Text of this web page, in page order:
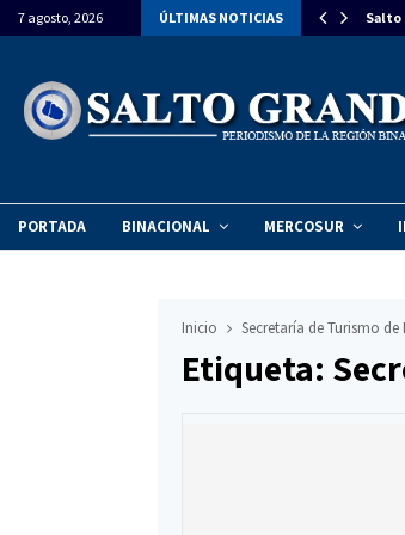
7 agosto, 2026 ÚLTIMAS NOTICIAS
una inversión de $270 millones para… Salto
PORTADA BINACIONAL MERCOSUR
Inicio Secretaría de Turismo de
Etiqueta: